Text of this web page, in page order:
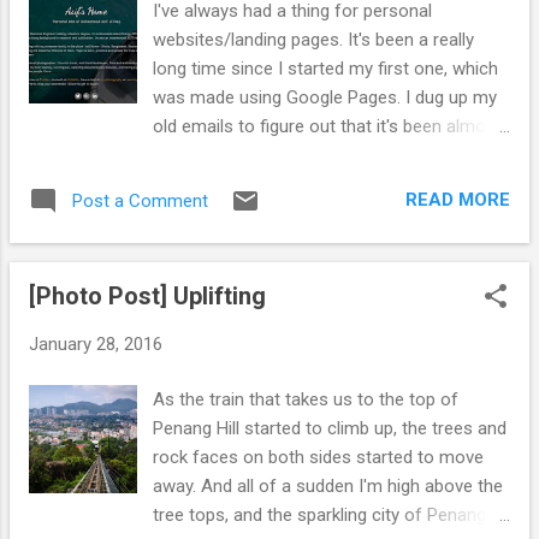
out of cash, not knowing if we'd find an ATM
any time soon. But nonetheless we kept
going, hoping the fuel and cash both will last
this turn. And all of this trouble was to visit
the National Park in Pahang. More
walkway. High near the treetops o...
I've always had a thing for personal
websites/landing pages. It's been a really
long time since I started my first one, which
was made using Google Pages. I dug up my
old emails to figure out that it's been almost
family to have such a site online, and it made
quite a stir. Soon quite a few of them started
mountain view discontinued Pages (like
switched to Weebly. But by then, social
popular, and your Myspace, Hi5 or (a bit later
but more importantly) Facebook profile
out to others. I was into these platforms
from the early stages, being quite active and
Post a Comment READ MORE
[Photo Post] Uplifting
January 28, 2016
As the train that takes us to the top of
Penang Hill started to climb up, the trees and
rock faces on both sides started to move
away. And all of a sudden I'm high above the
tree tops, and the sparkling city of Penang